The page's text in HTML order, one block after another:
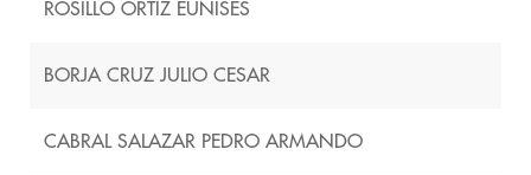
ROSILLO ORTIZ EUNISES
BORJA CRUZ JULIO CESAR
CABRAL SALAZAR PEDRO ARMANDO